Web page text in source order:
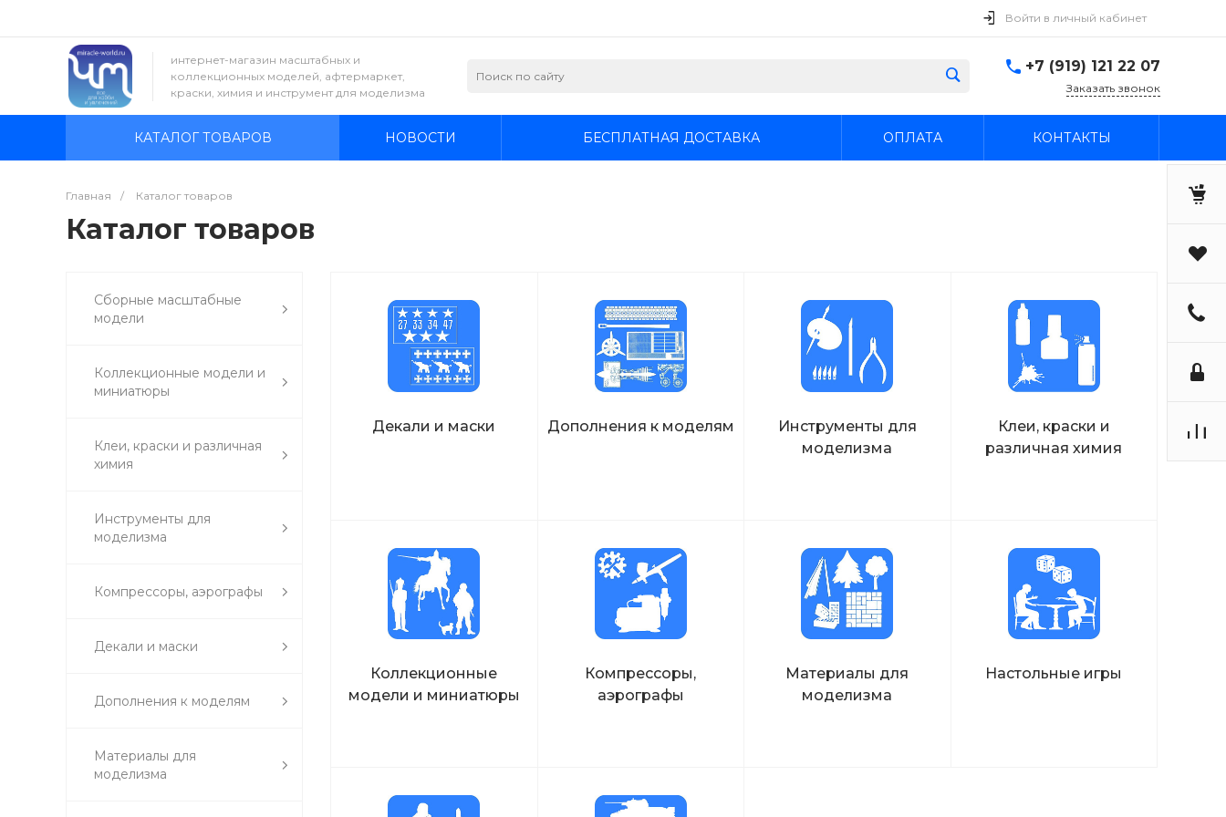
Войти в личный кабинет
интернет-магазин масштабных и
коллекционных моделей, афтермаркет,
краски, химия и инструмент для моделизма
+7 (919) 121 22 07
Заказать звонок
КАТАЛОГ ТОВАРОВ НОВОСТИ БЕСПЛАТНАЯ ДОСТАВКА ОПЛАТА КОНТАКТЫ
Главная / Каталог товаров
Каталог товаров
Сборные масштабные
модели
Коллекционные модели и
миниатюры
Клеи, краски и различная
химия
Инструменты для
моделизма
Компрессоры, аэрографы
Декали и маски
Дополнения к моделям
Материалы для
моделизма
Декали и маски Дополнения к моделям
Инструменты для
моделизма
Клеи, краски и
различная химия
Коллекционные
модели и миниатюры
Компрессоры,
аэрографы
Материалы для
моделизма
Настольные игры